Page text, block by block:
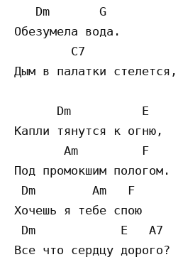
   Dm       G
Обезумела вода.
        C7
Дым в палатки стелется,
      Dm          E
Капли тянутся к огню,
       Am         F
Под промокшим пологом.
Dm        Am   F
Хочешь я тебе спою
Dm            E   A7
Все что сердцу дорого?